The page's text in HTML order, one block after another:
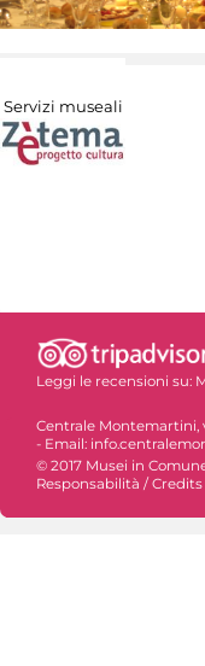
Servizi museali
Leggi le recensioni su:
Centrale Montemartini,
- Email:
© 2017 Musei in
Responsabilità /Credits